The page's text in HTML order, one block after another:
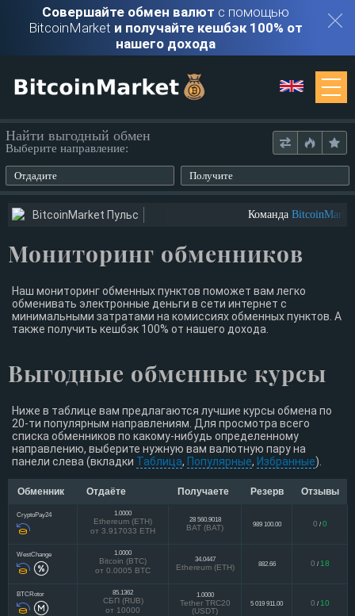
Совершайте обмен валют с помощью
BitcoinMarket и получайте кешбэк 100% от
нашего дохода
Обменники
Войти
Регистрация
Найти выгодный обмен
Выберите направление:
Отдадите Получите
BitcoinMarket Пульс КомандаBitcoinMarketищет
Мониторинг обменников
Наш мониторинг обменных пунктов поможет вам легко
обменивать электронные деньги в сети интернет с
минимальными затратами на комиссиях обменных пунктов. А
также получить кешбэк 100% от нашего дохода.
Выгодные обменные курсы
Ниже в таблице вам предлагаются лучшие курсы обмена по
20-ти популярным направлениям. Для просмотра всего
списка обменников по какому-нибудь определенному
направлению, выберите нужную вам валютную пару на
панели слева (вкладки Таблица, Популярные, Избранные).
Обменник Отдаёте Получаете Резерв Отзывы
CryptoPay24 1.0000
Ethereum (ETH)
от 3.917033 ETH
28 560.9018
BAT (BAT) 989 100.00 0 / 0
WestChange 1.0000
Bitcoin (BTC)
от 0.0005 BTC
34.0447
Ethereum (ETH) 882.66 0 / 18
BTCRotor 85.1362
СБП (RUB)
от 10000
1.0000
Tether TRC20
(USDT)
5 019 911.00 0 / 10